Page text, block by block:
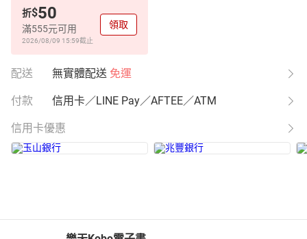
折$50
滿555元可用
2026/08/09 15:59截止
領取
配送 無實體配送 免運
付款 信用卡／LINE Pay／AFTEE／ATM
信用卡優惠